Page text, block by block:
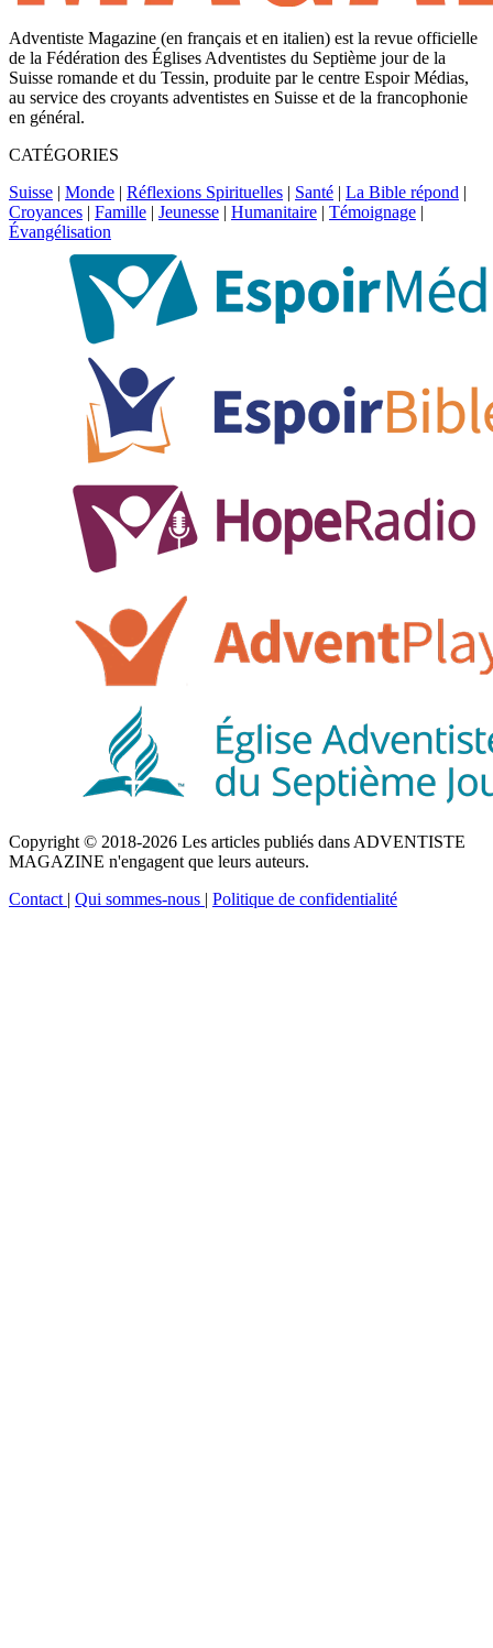
Adventiste Magazine (en français et en italien) est la revue officielle
de la Fédération des Églises Adventistes du Septième jour de la
Suisse romande et du Tessin, produite par le centre Espoir Médias,
au service des croyants adventistes en Suisse et de la francophonie
en général.
CATÉGORIES
Suisse | Monde | Réflexions Spirituelles | Santé | La Bible répond |
Croyances | Famille | Jeunesse | Humanitaire | Témoignage |
Évangélisation
Copyright © 2018-2026 Les articles publiés dans ADVENTISTE
MAGAZINE n'engagent que leurs auteurs.
Contact | Qui sommes-nous | Politique de confidentialité